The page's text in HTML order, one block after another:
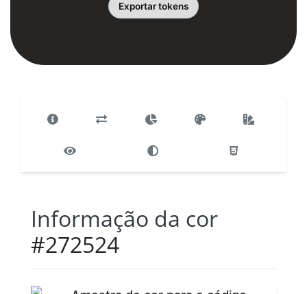
Exportar tokens
Informação da cor
#272524